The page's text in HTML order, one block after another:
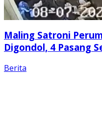
Maling Satroni
Digondol, 4 Pasang
Berita